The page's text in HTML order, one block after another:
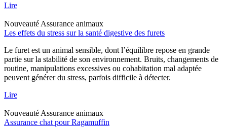
Lire
Nouveauté Assurance animaux
Les effets du stress sur la santé digestive des furets
Le furet est un animal sensible, dont l’équilibre repose en grande
partie sur la stabilité de son environnement. Bruits, changements de
routine, manipulations excessives ou cohabitation mal adaptée
peuvent générer du stress, parfois difficile à détecter.
Lire
Nouveauté Assurance animaux
Assurance chat pour Ragamuffin